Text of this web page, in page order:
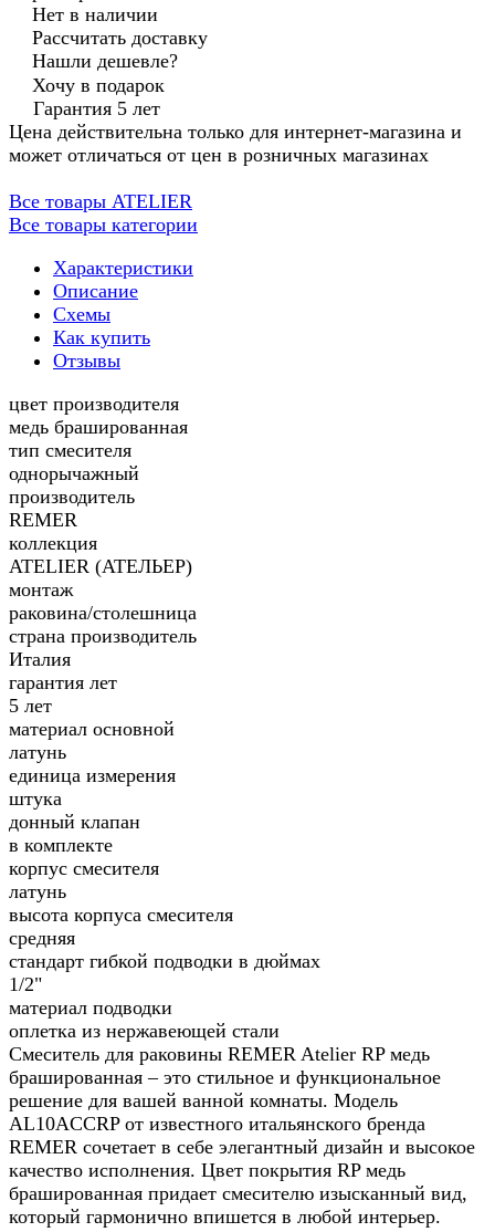
Нет в наличии
Рассчитать доставку
Нашли дешевле?
Хочу в подарок
Гарантия 5 лет
Цена действительна только для интернет-магазина и
может отличаться от цен в розничных магазинах
Все товары ATELIER
Все товары категории
Характеристики
Описание
Схемы
Как купить
Отзывы
цвет производителя
медь брашированная
тип смесителя
однорычажный
производитель
REMER
коллекция
ATELIER (АТЕЛЬЕР)
монтаж
раковина/столешница
страна производитель
Италия
гарантия лет
5 лет
материал основной
латунь
единица измерения
штука
донный клапан
в комплекте
корпус смесителя
латунь
высота корпуса смесителя
средняя
стандарт гибкой подводки в дюймах
1/2"
материал подводки
оплетка из нержавеющей стали
Смеситель для раковины REMER Atelier RP медь
брашированная – это стильное и функциональное
решение для вашей ванной комнаты. Модель
AL10ACCRP от известного итальянского бренда
REMER сочетает в себе элегантный дизайн и высокое
качество исполнения. Цвет покрытия RP медь
брашированная придает смесителю изысканный вид,
который гармонично впишется в любой интерьер.